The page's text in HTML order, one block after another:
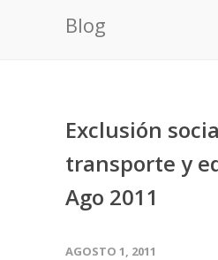
Blog
Exclusión
transporte y
Ago 2011
AGOSTO 1, 2011